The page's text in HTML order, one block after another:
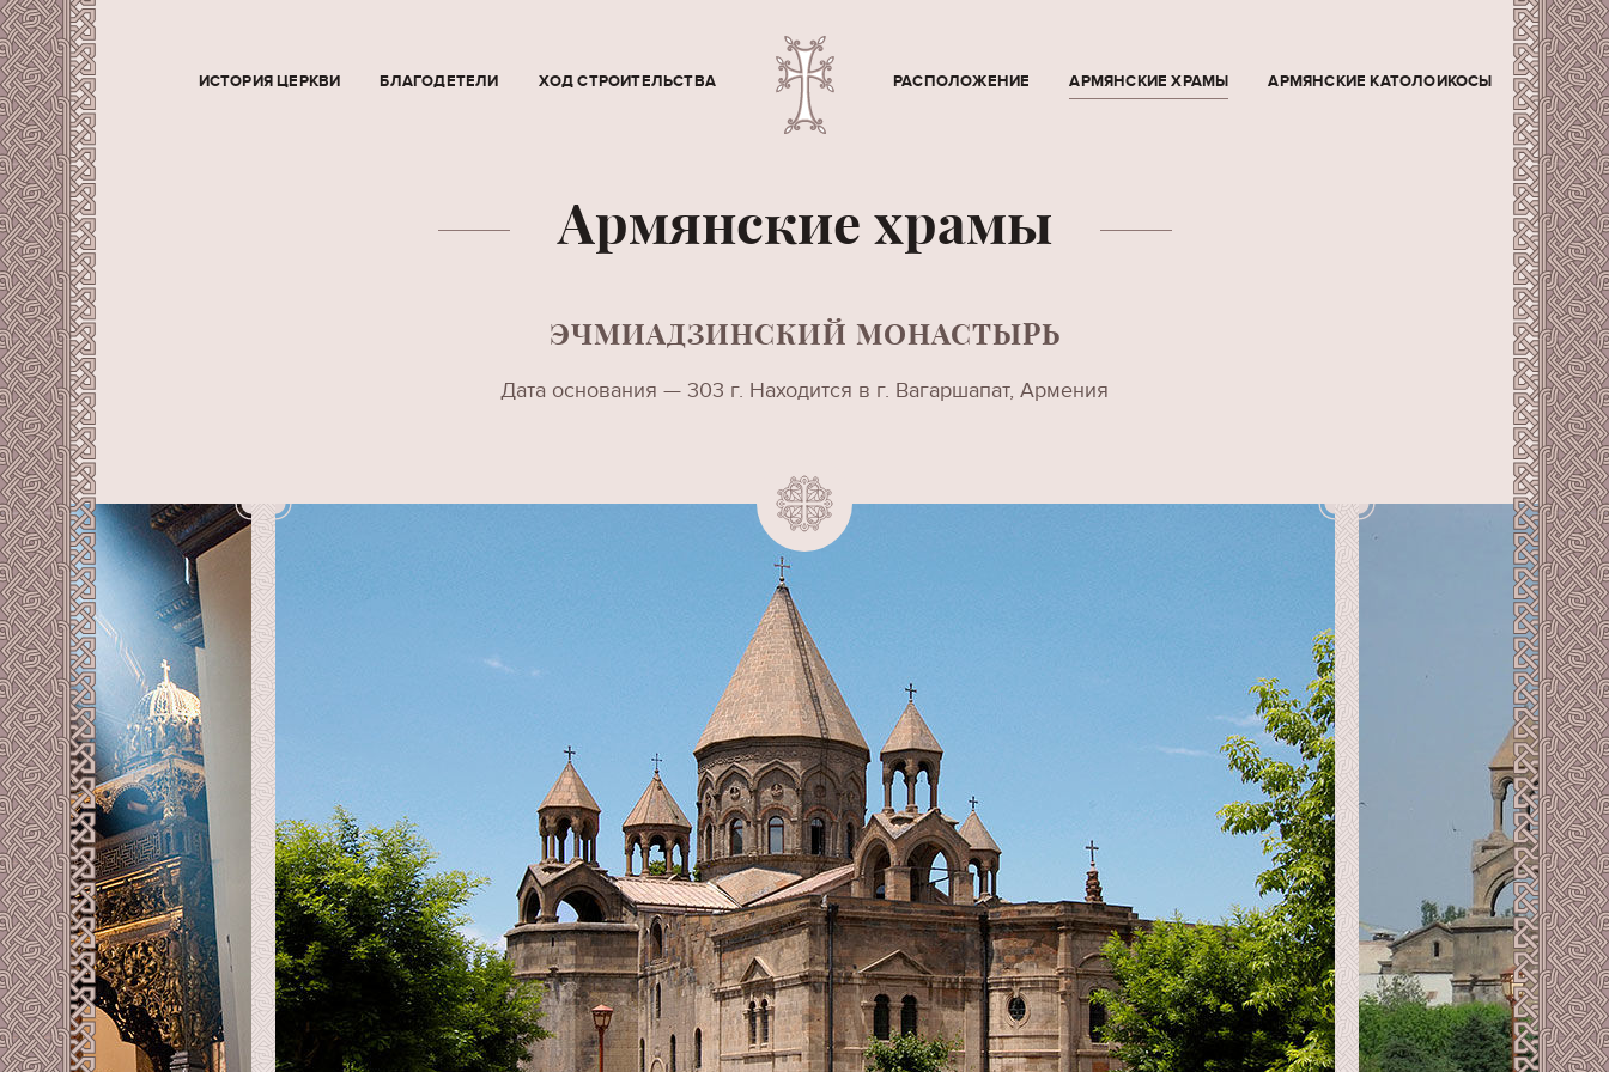
ИСТОРИЯ ЦЕРКВИ БЛАГОДЕТЕЛИ ХОД СТРОИТЕЛЬСТВА РАСПОЛОЖЕНИЕ АРМЯНСКИЕ ХРАМЫ АРМЯНСКИЕ КАТОЛОИКОСЫ
Армянские храмы
ЭЧМИАДЗИНСКИЙ МОНАСТЫРЬ
Дата основания — 303 г. Находится в г. Вагаршапат, Армения